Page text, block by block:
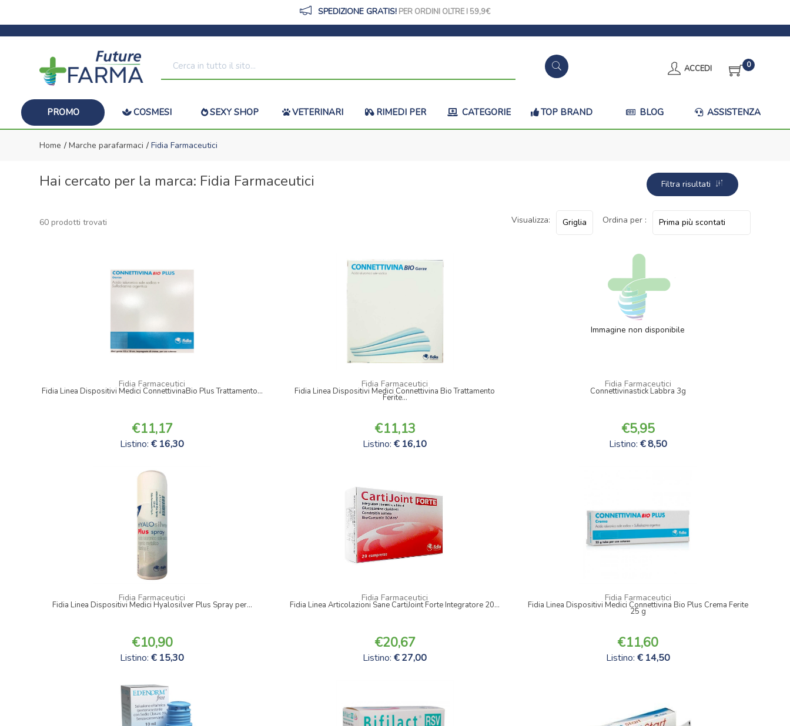
SPEDIZIONE GRATIS! PER ORDINI OLTRE I 59,9
ACCEDI 0
PROMO COSMESI SEXY SHOP VETERINARI RIMEDI PER CATEGORIE TOP BRAND BLOG ASSISTENZA
Home Marche parafarmaci Fidia Farmaceutici
Hai cercato per la marca: Fidia Farmaceutici Filtra risultati
60 prodotti trovati Visualizza: Ordina per :
Fidia Farmaceutici
Fidia Linea Dispositivi Medici ConnettivinaBio Plus Trattamento...
11,17
Listino:16,30
Fidia Farmaceutici
Fidia Linea Dispositivi Medici Connettivina Bio Trattamento
Ferite...
11,13
Listino:16,10
Immagine non disponibile
Fidia Farmaceutici
Connettivinastick Labbra 3g
5,95
Listino: 8,50
Fidia Farmaceutici
Fidia Linea Dispositivi Medici Hyalosilver Plus Spray per...
10,90
Listino:15,30
Fidia Farmaceutici
Fidia Linea Articolazioni Sane CartiJoint Forte Integratore 20...
20,67
Listino:27,00
Fidia Farmaceutici
Fidia Linea Dispositivi Medici Connettivina Bio Plus Crema Ferite
25 g
11,60
Listino: 14,50